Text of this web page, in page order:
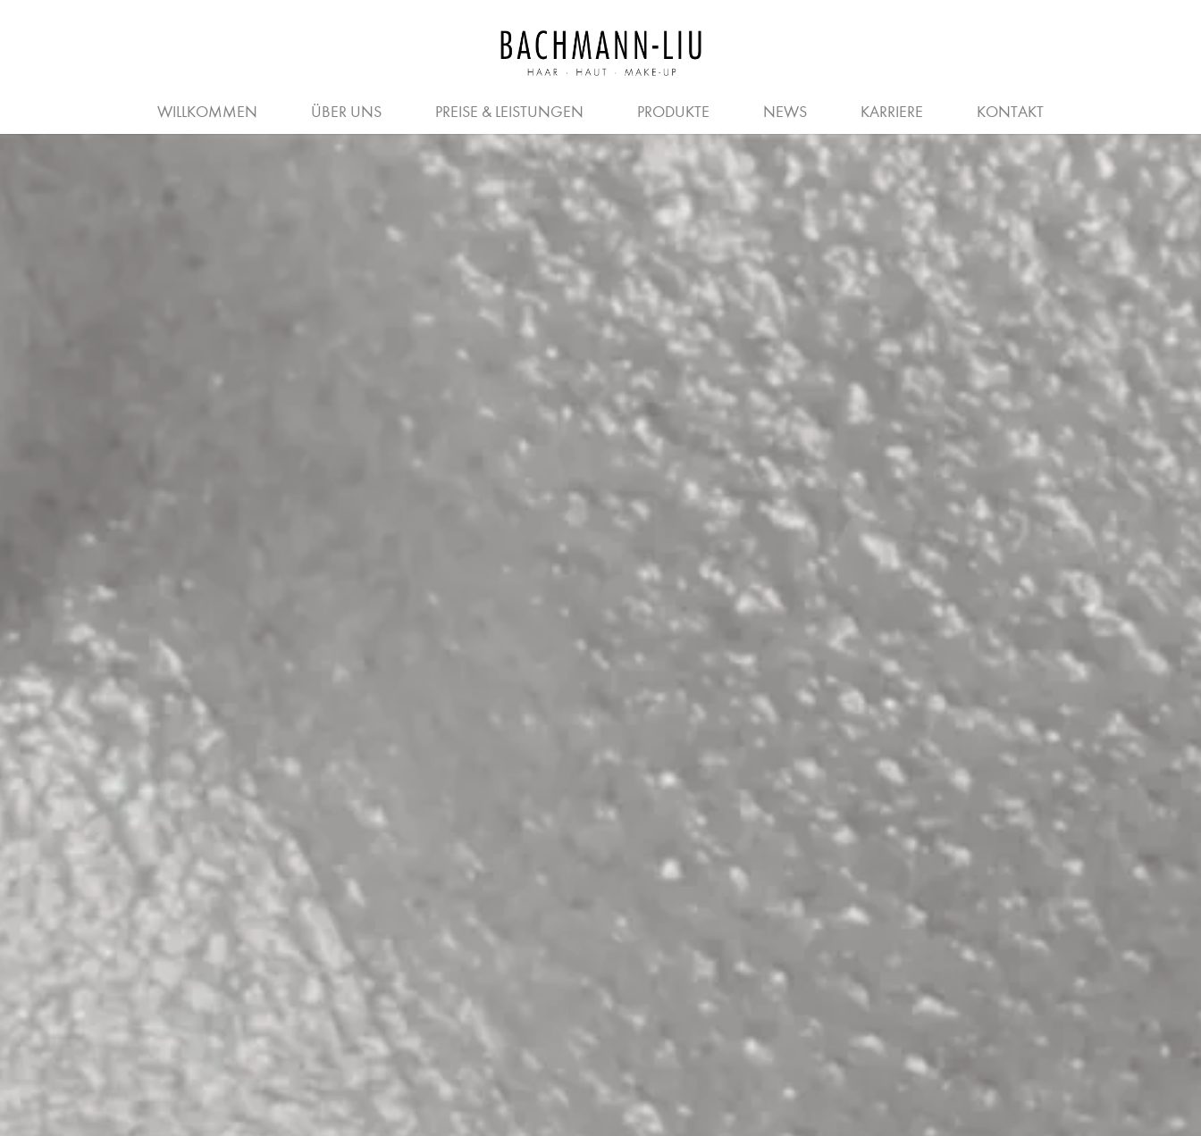
WILLKOMMEN ÜBER UNS SALON FRISEURE
PREISE & LEISTUNGEN
PREISE HERREN GUTSCHEIN
PRODUKTE NEWS KARRIERE
ARBEITGEBER AUSBILDUNG JOBS FÜR FRISEURE KOSMETIKER QUER- & WIEDEREINSTIEG STELLENANZEIGEN
KONTAKT